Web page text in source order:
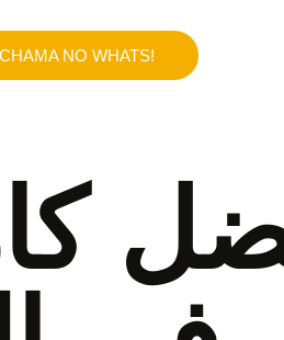
CHAMA NO WHATS!